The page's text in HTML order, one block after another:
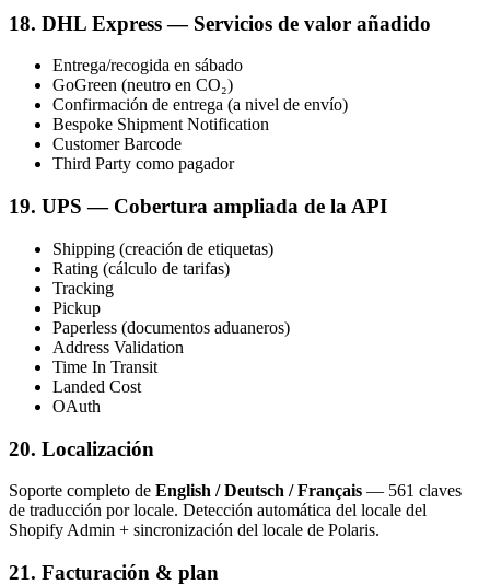
18. DHL Express — Servicios de valor añadido
Entrega/recogida en sábado
GoGreen (neutro en CO₂)
Confirmación de entrega (a nivel de envío)
Bespoke Shipment Notification
Customer Barcode
Third Party como pagador
19. UPS — Cobertura ampliada de la API
Shipping (creación de etiquetas)
Rating (cálculo de tarifas)
Tracking
Pickup
Paperless (documentos aduaneros)
Address Validation
Time In Transit
Landed Cost
OAuth
20. Localización
Soporte completo de English / Deutsch / Français — 561 claves
de traducción por locale. Detección automática del locale del
Shopify Admin + sincronización del locale de Polaris.
21. Facturación & plan